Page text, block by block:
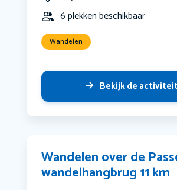
6 plekken beschikbaar
Wandelen
Bekijk de
Wandelen over de
wandelhangbrug 11 km